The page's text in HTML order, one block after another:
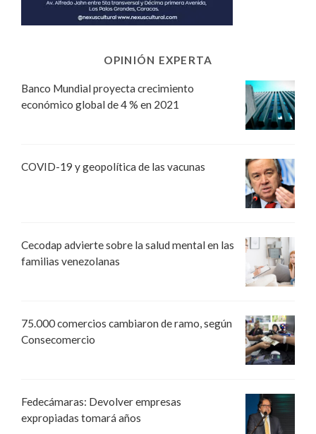
OPINIÓN EXPERTA
Banco Mundial proyecta crecimiento
económico global de 4 % en 2021
COVID-19 y geopolítica de las vacunas
Cecodap advierte sobre la salud mental en las
familias venezolanas
75.000 comercios cambiaron de ramo, según
Consecomercio
Fedecámaras: Devolver empresas
expropiadas tomará años